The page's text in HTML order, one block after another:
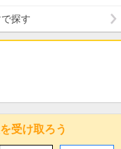
探す
受け取ろう